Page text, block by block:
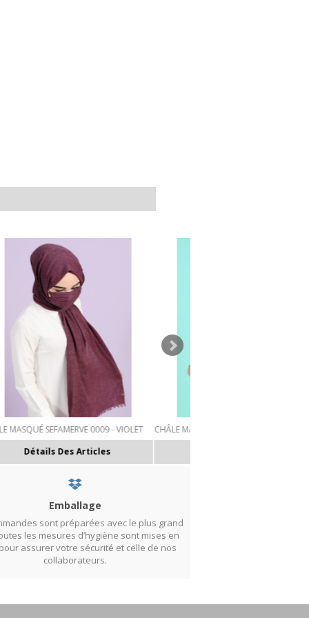
CHÂLE MASQUÉ SEFAMERVE 0008 - BEIGE
Détails Des Articles
Emballage
sont préparées avec le plus grand
les mesures d’hygiène sont mises en
assurer votre sécurité et celle de nos
collaborateurs.